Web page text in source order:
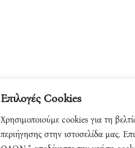
Επιλογές Cookies
Χρησιμοποιούμε cookies για τη
περιήγησης στην ιστοσελίδα μας.